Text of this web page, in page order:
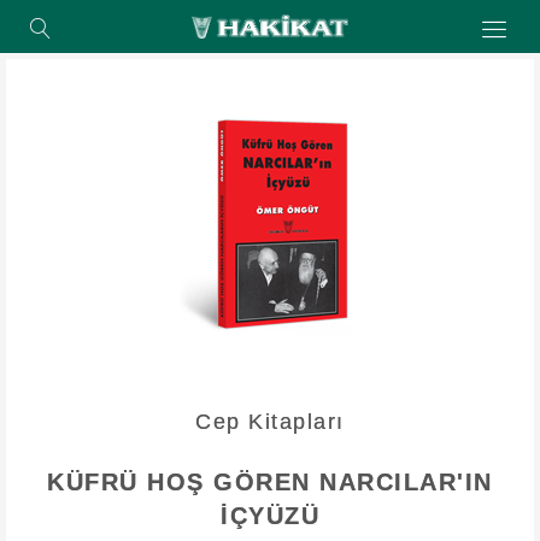
Cep Kitapları
KÜFRÜ HOŞ GÖREN NARCILAR'IN
İÇYÜZÜ